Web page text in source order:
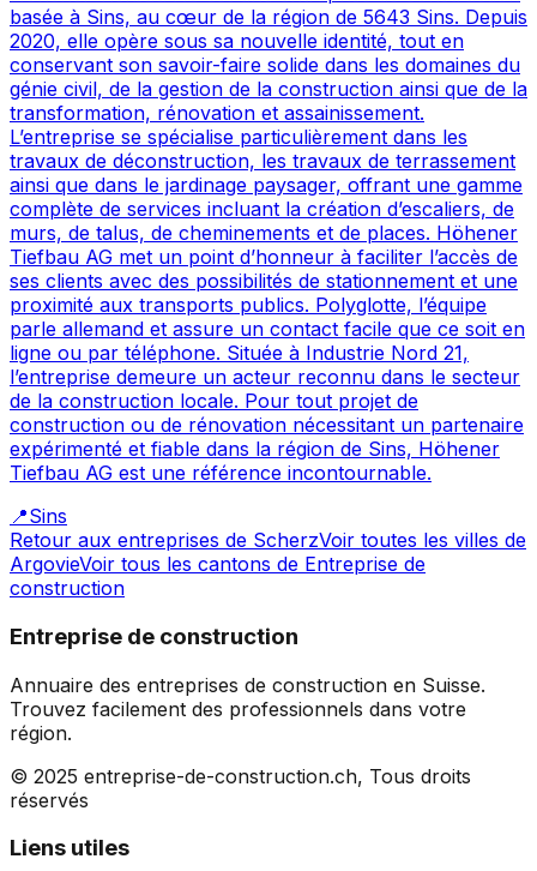
basée à Sins, au cœur de la région de 5643 Sins. Depuis
2020, elle opère sous sa nouvelle identité, tout en
conservant son savoir-faire solide dans les domaines du
génie civil, de la gestion de la construction ainsi que de la
transformation, rénovation et assainissement.
L’entreprise se spécialise particulièrement dans les
travaux de déconstruction, les travaux de terrassement
ainsi que dans le jardinage paysager, offrant une gamme
complète de services incluant la création d’escaliers, de
murs, de talus, de cheminements et de places. Höhener
Tiefbau AG met un point d’honneur à faciliter l’accès de
ses clients avec des possibilités de stationnement et une
proximité aux transports publics. Polyglotte, l’équipe
parle allemand et assure un contact facile que ce soit en
ligne ou par téléphone. Située à Industrie Nord 21,
l’entreprise demeure un acteur reconnu dans le secteur
de la construction locale. Pour tout projet de
construction ou de rénovation nécessitant un partenaire
expérimenté et fiable dans la région de Sins, Höhener
Tiefbau AG est une référence incontournable.
📍Sins
Retour aux entreprises de ScherzVoir toutes les villes de
ArgovieVoir tous les cantons de Entreprise de
construction
Entreprise de construction
Annuaire des entreprises de construction en Suisse.
Trouvez facilement des professionnels dans votre
région.
© 2025 entreprise-de-construction.ch, Tous droits
réservés
Liens utiles